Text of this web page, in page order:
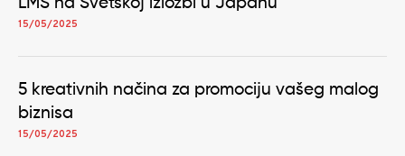
LMS na Svetskoj izložbi u Japanu
15/05/2025
5 kreativnih načina za promociju vašeg malog
biznisa
15/05/2025